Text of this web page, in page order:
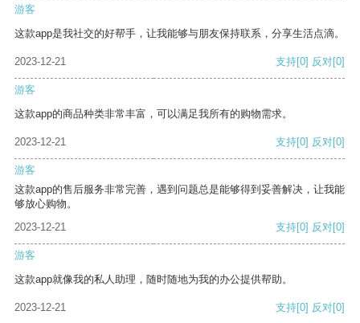
游客
这款app是我社交的好帮手，让我能够与朋友保持联系，分享生活点滴。
2023-12-21 支持[0] 反对[0]
游客
这款app的商品种类非常丰富，可以满足我所有的购物需求。
2023-12-21 支持[0] 反对[0]
游客
这款app的售后服务非常完善，遇到问题总是能够得到妥善解决，让我能
够放心购物。
2023-12-21
支持[0] 反对[0]
游客
这款app就像我的私人助理，随时随地为我的办公提供帮助。
2023-12-21 支持[0] 反对[0]